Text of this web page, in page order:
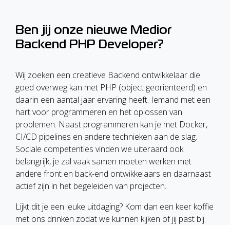
Ben jij onze nieuwe Medior
Backend PHP Developer?
Wij zoeken een creatieve Backend ontwikkelaar die
goed overweg kan met PHP (object georienteerd) en
daarin een aantal jaar ervaring heeft. Iemand met een
hart voor programmeren en het oplossen van
problemen. Naast programmeren kan je met Docker,
CI/CD pipelines en andere technieken aan de slag.
Sociale competenties vinden we uiteraard ook
belangrijk, je zal vaak samen moeten werken met
andere front en back-end ontwikkelaars en daarnaast
actief zijn in het begeleiden van projecten.
Lijkt dit je een leuke uitdaging? Kom dan een keer koffie
met ons drinken zodat we kunnen kijken of jij past bij